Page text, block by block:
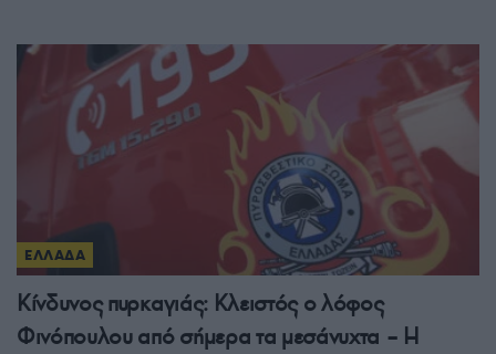
ΕΛΛΑΔΑ
Κίνδυνος πυρκαγιάς: Κλειστός ο λόφος
Φινόπουλου από σήμερα τα μεσάνυχτα – Η